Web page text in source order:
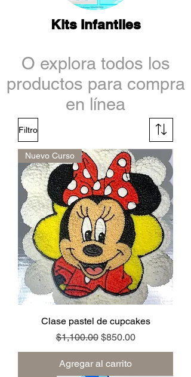
Kits Infantiles
Filtro
Nuevo Curso
Clase pastel de cupcakes
Precio
$1,100.00 Precio de oferta
$850.00
Agregar al carrito
O explora todos los
productos para compra
en línea